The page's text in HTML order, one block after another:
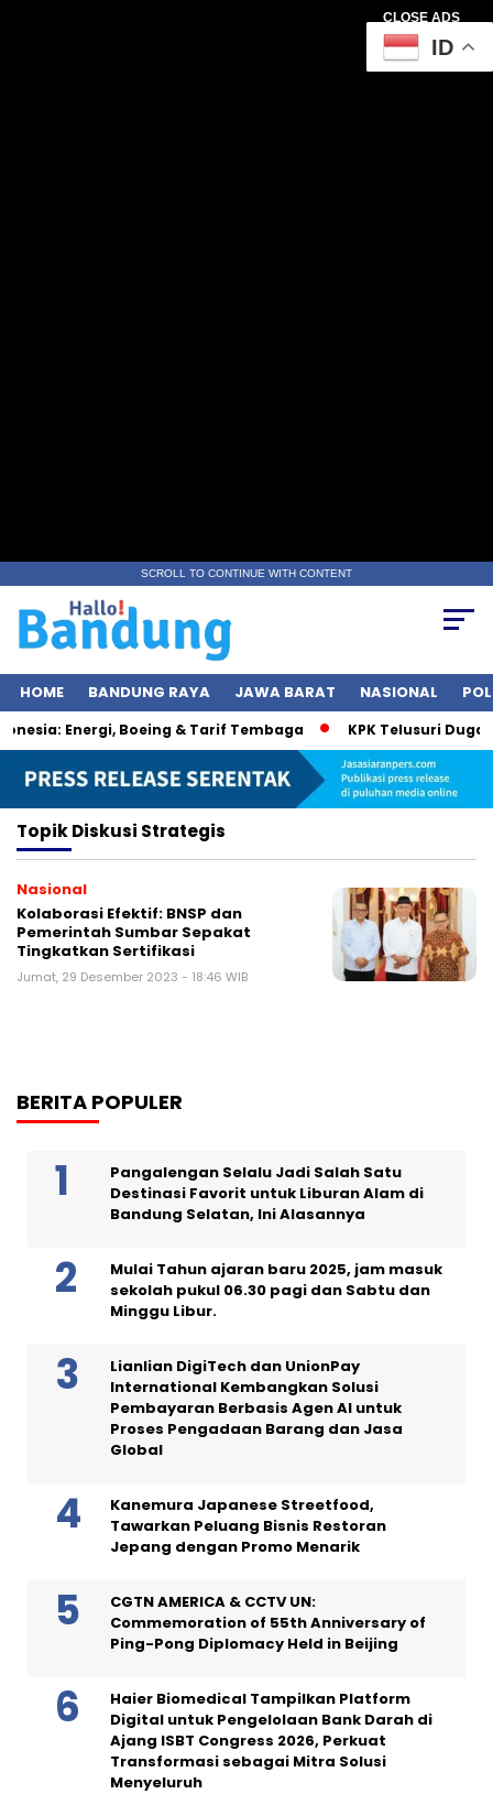
CLOSE ADS
SCROLL TO CONTINUE WITH CONTENT
HOME BANDUNG RAYA JAWA BARAT NASIONAL
Energi, Boeing & Tarif Tembaga KPK Telusuri
TopikDiskusi Strategis
Nasional
Kolaborasi Efektif: BNSP dan
Pemerintah Sumbar Sepakat
Tingkatkan Sertifikasi
Jumat, 29 Desember 2023 - 18:46 WIB
BERITA POPULER
Pangalengan Selalu Jadi Salah Satu
Destinasi Favorit untuk Liburan Alam di
Bandung Selatan, Ini Alasannya
Mulai Tahun ajaran baru 2025, jam masuk
sekolah pukul 06.30 pagi dan Sabtu dan
Minggu Libur.
Lianlian DigiTech dan UnionPay
International Kembangkan Solusi
Pembayaran Berbasis Agen AI untuk
Proses Pengadaan Barang dan Jasa
Global
Kanemura Japanese Streetfood,
Tawarkan Peluang Bisnis Restoran
Jepang dengan Promo Menarik
CGTN AMERICA & CCTV UN:
Commemoration of 55th Anniversary of
Ping-Pong Diplomacy Held in Beijing
Haier Biomedical Tampilkan Platform
Digital untuk Pengelolaan Bank Darah di
Ajang ISBT Congress 2026, Perkuat
Transformasi sebagai Mitra Solusi
Menyeluruh
ID